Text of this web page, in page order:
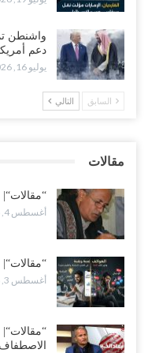
مع تصاعد الخلافات داخل
أغسطس 3, 2026
العطش وغياب الغاز يفاقمان
الانهيار الخدمي..!
أغسطس 3, 2026
واشنطن
دعم
يوليو 16, 2026
السابق التالي
مقالات
أغسطس 4, 2026
“مقالات“|
أغسطس 3, 2026
“مقالات“|